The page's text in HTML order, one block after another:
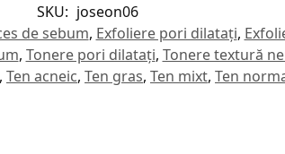
SKU: joseon06
de sebum, Exfoliere pori dilatați,
, Tonere pori dilatați, Tonere textură
, Ten acneic, Ten gras, Ten mixt, Ten